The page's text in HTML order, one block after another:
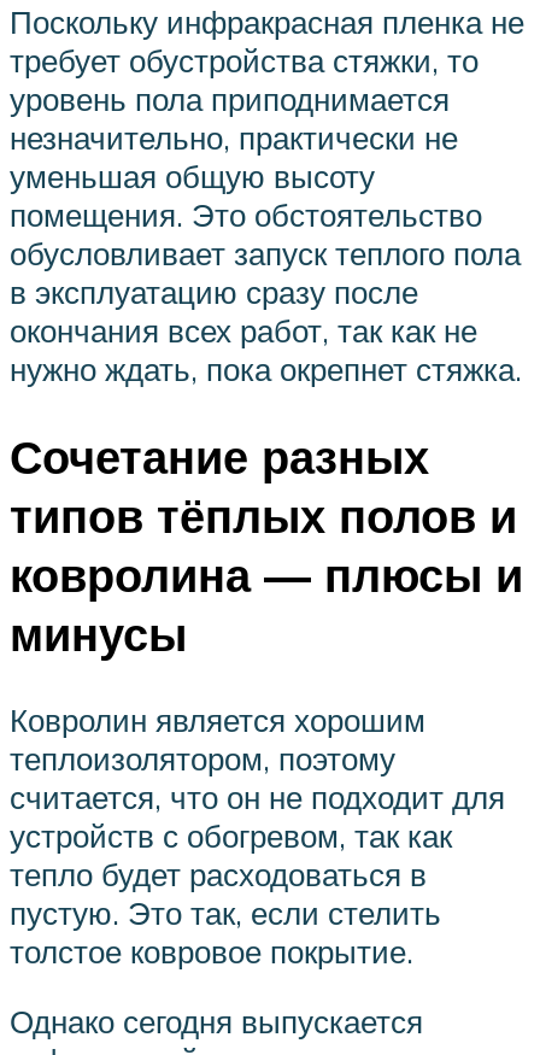
Поскольку инфракрасная пленка не
требует обустройства стяжки, то
уровень пола приподнимается
незначительно, практически не
уменьшая общую высоту
помещения. Это обстоятельство
обусловливает запуск теплого пола
в эксплуатацию сразу после
окончания всех работ, так как не
нужно ждать, пока окрепнет стяжка.
Сочетание разных
типов тёплых полов и
ковролина — плюсы и
минусы
Ковролин является хорошим
теплоизолятором, поэтому
считается, что он не подходит для
устройств с обогревом, так как
тепло будет расходоваться в
пустую. Это так, если стелить
толстое ковровое покрытие.
Однако сегодня выпускается